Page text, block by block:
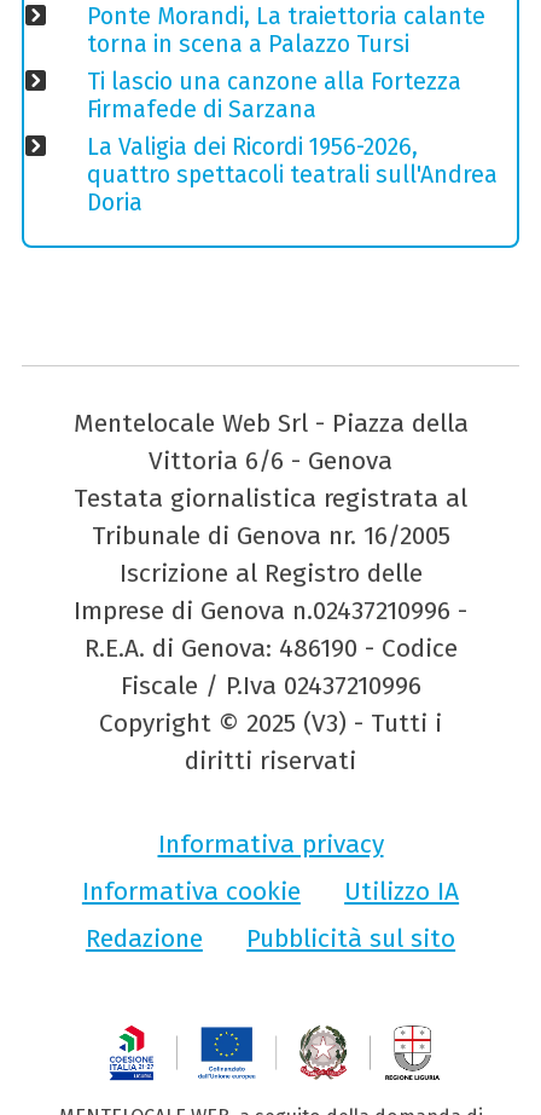
Ponte Morandi, La traiettoria calante
torna in scena a Palazzo Tursi
Ti lascio una canzone alla Fortezza
Firmafede di Sarzana
La Valigia dei Ricordi 1956-2026,
quattro spettacoli teatrali sull'Andrea
Doria
Mentelocale Web Srl - Piazza della
Vittoria 6/6 - Genova
Testata giornalistica registrata al
Tribunale di Genova nr. 16/2005
Iscrizione al Registro delle
Imprese di Genova n.02437210996 -
R.E.A. di Genova: 486190 - Codice
Fiscale / P.Iva 02437210996
Copyright © 2025 (V3) - Tutti i
diritti riservati
Informativa privacy
Informativa cookie
Utilizzo IA
Redazione
Pubblicità sul sito